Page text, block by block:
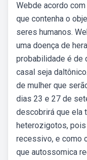
Webde acordo
que contenha o
seres humanos.
uma doença de
probabilidade é de
casal seja
de mulher que
dias 23 e 27 de
descobrirá que ela
heterozigotos,
recessivo, e como
que autossomica